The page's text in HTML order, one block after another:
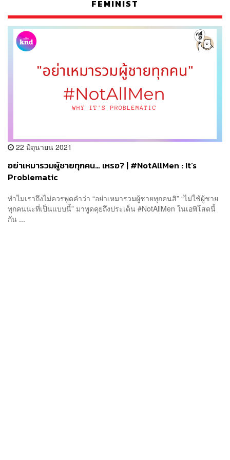
FEMINIST
22 มิถุนายน 2021
อย่าเหมารวมผู้ชายทุกคน… เหรอ? | #NotAllMen : It’s
Problematic
ทำไมเราถึงไม่ควรพูดคำว่า “อย่าเหมารวมผู้ชายทุกคนสิ” “ไม่ใช้ผู้ชาย
ทุกคนนะที่เป็นแบบนี้” มาพูดคุยถึงประเด็น #NotAllMen ในเอพิโสดนี้
กัน ...